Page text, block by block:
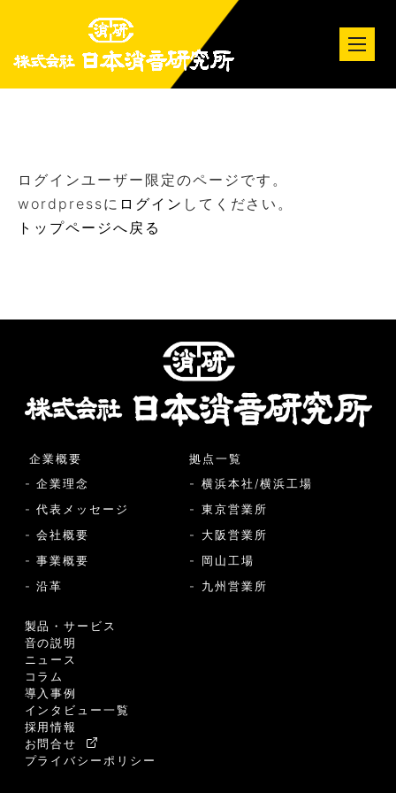
ログインユーザー限定のページです。
wordpressに ログイン してください。
トップページへ戻る
企業概要
- 企業理念
- 代表メッセージ
- 会社概要
- 事業概要
- 沿革
製品・サービス
音の説明
ニュース
コラム
導入事例
インタビュー一覧
採用情報
お問合せ
プライバシーポリシー
拠点一覧
- 横浜本社/横浜工場
- 東京営業所
- 大阪営業所
- 岡山工場
- 九州営業所